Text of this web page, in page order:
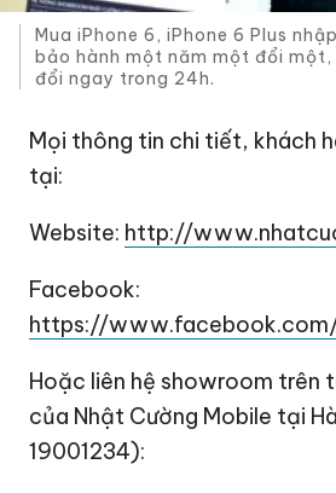
Mua iPhone 6, iPhone 6 Plus
bảo hành một năm một đổi một,
đổi ngay trong 24h.
Mọi thông tin chi tiết, khách
tại:
Website: http://
Facebook:
https://
Hoặc liên hệ showroom trên
của Nhật Cường Mobile tại
19001234):